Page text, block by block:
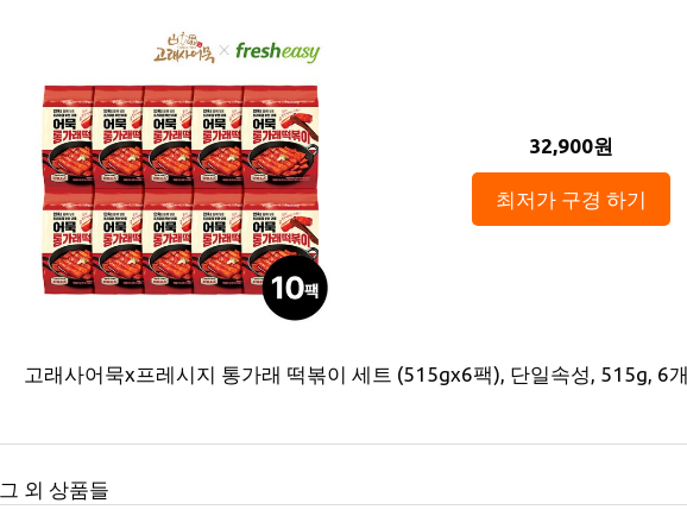
32,900원
최저가 구경 하기
고래사어묵x프레시지 통가래 떡볶이 세트 (515gx6팩), 단일속성, 515g, 6개
그 외 상품들